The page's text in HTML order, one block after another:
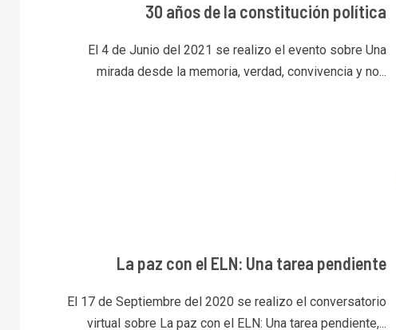
30 años de la constitución política
El 4 de Junio del 2021 se realizo el evento sobre Una
mirada desde la memoria, verdad, convivencia y no...
La paz con el ELN: Una tarea pendiente
El 17 de Septiembre del 2020 se realizo el conversatorio
virtual sobre La paz con el ELN: Una tarea pendiente,...